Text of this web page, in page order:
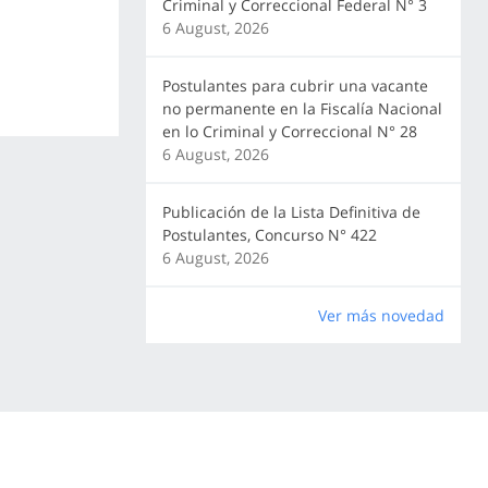
Criminal y Correccional Federal N° 3
6 August, 2026
Postulantes para cubrir una vacante
no permanente en la Fiscalía Nacional
en lo Criminal y Correccional N° 28
6 August, 2026
Publicación de la Lista Definitiva de
Postulantes, Concurso N° 422
6 August, 2026
Ver más novedad